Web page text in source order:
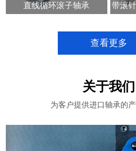
直线循环滚子轴承 带滚
查看更多
关于我们
为客户提供进口轴承的